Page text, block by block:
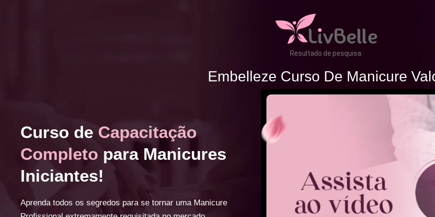
Resultado de pesquisa:
Embelleze Curso De Manicure
Curso de Capacitação
Completo para Manicures
Iniciantes!
Aprenda todos os segredos para se tornar uma Manicure